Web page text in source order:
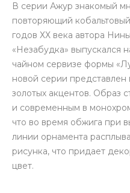
В серии Ажур знакомый
повторяющий
годов ХХ века автора
«Незабудка» выпускался
чайном сервизе формы
новой серии
золотых акцентов. Образ
и современным в
что во время обжига при
линии орнамента
рисунка, что придает
цвет.